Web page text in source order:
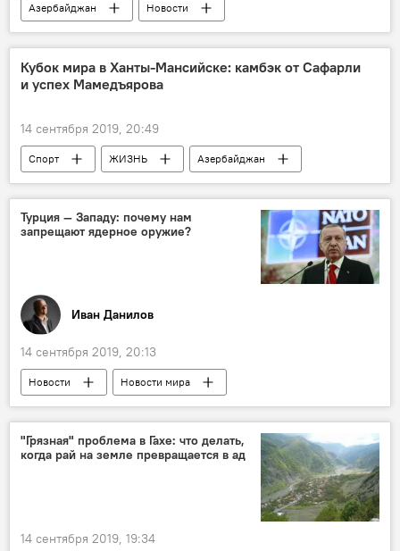
Азербайджан
Новости
Новости мира
Спорт ЖИЗНЬ
Кубок мира в Ханты-Мансийске: камбэк от Сафарли
и успех Мамедъярова
14 сентября 2019, 20:49
Спорт ЖИЗНЬ
Азербайджан
Новости
Россия
Турция — Западу: почему нам
запрещают ядерное оружие?
Иван Данилов
14 сентября 2019, 20:13
Новости
Новости мира
Колумнисты
"Грязная" проблема в Гахе: что делать,
когда рай на земле превращается в ад
14 сентября 2019, 19:34